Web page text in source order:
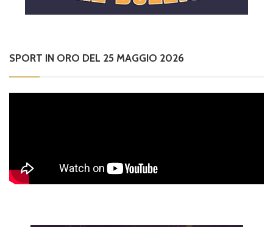
SPORT IN ORO DEL 25 MAGGIO 2026